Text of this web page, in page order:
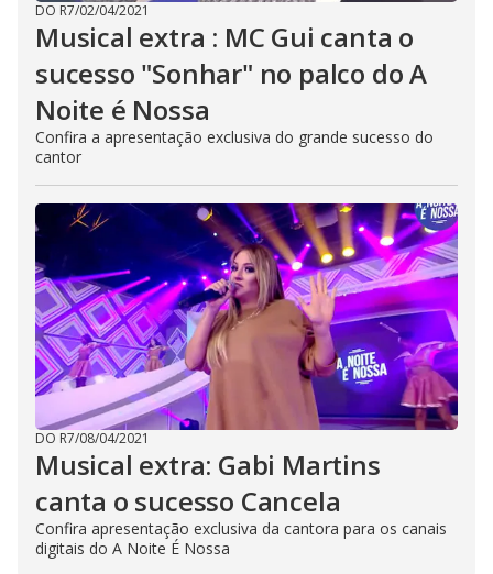
DO R7/02/04/2021
Musical extra : MC Gui canta o
sucesso "Sonhar" no palco do A
Noite é Nossa
Confira a apresentação exclusiva do grande sucesso do
cantor
DO R7/08/04/2021
Musical extra: Gabi Martins
canta o sucesso Cancela
Confira apresentação exclusiva da cantora para os canais
digitais do A Noite É Nossa